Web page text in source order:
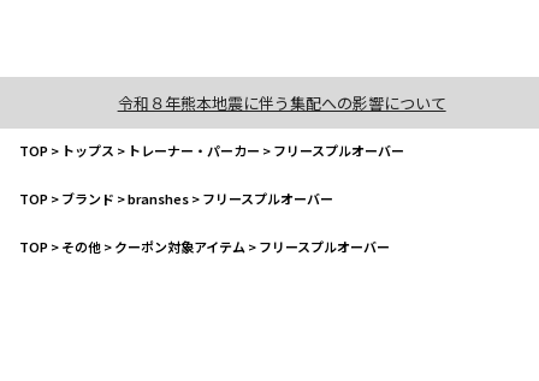
令和８年熊本地震に伴う集配への影響について
TOP> トップス > トレーナー・パーカー >フリースプルオーバー
TOP>ブランド >branshes>フリースプルオーバー
TOP>その他>クーポン対象アイテム >フリースプルオーバー